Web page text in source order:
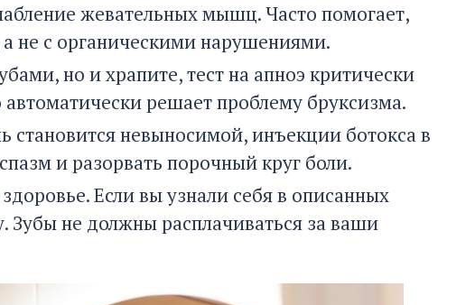
жевательных мышц. Часто помогает,
не с органическими нарушениями.
но и храпите, тест на апноэ критически
решает проблему бруксизма.
становится невыносимой, инъекции ботокса в
и разорвать порочный круг боли.
Если вы узнали себя в описанных
Зубы не должны расплачиваться за ваши